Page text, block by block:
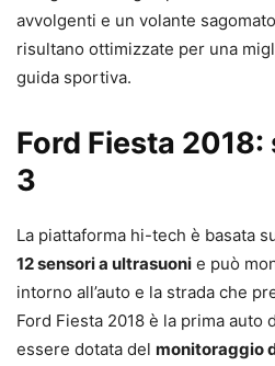
avvolgenti e un volante
risultano ottimizzate per una
guida sportiva.
Ford Fiesta
3
La piattaforma hi-tech è basata
12 sensori a ultrasuoni e può
intorno all’auto e la strada che
Ford Fiesta 2018 è la prima auto
essere dotata del monitoraggio